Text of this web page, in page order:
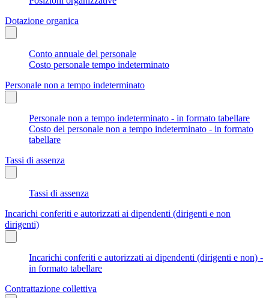
Dotazione organica
Conto annuale del personale
Costo personale tempo indeterminato
Personale non a tempo indeterminato
Personale non a tempo indeterminato - in formato tabellare
Costo del personale non a tempo indeterminato - in formato
tabellare
Tassi di assenza
Tassi di assenza
Incarichi conferiti e autorizzati ai dipendenti (dirigenti e non
dirigenti)
Incarichi conferiti e autorizzati ai dipendenti (dirigenti e non) -
in formato tabellare
Contrattazione collettiva